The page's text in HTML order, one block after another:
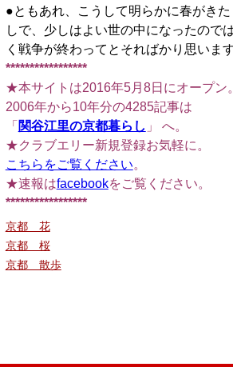
●ともあれ、こうして明らかに春がき
しで、少しはよい世の中になったの
く戦争が終わってとそればかり思いま
*****************
★本サイトは2016年5月8日にオープン。
2006年から10年分の4285記事は
「 関谷江里の京都暮らし 」 へ。
★クラブエリー新規登録お気軽に。
こちらをご覧ください。
★速報はfacebookをご覧ください。
*****************
京都 花
京都 桜
京都 散歩